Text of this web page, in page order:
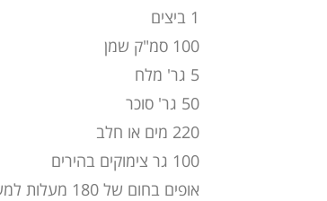
1 ביצים
100 סמ"ק שמן
5 גר' מלח
50 גר' סוכר
220 מים או חלב
100 גר צימוקים בהירים
אופים בחום של 180 מעלות למשך כ 30 דקות